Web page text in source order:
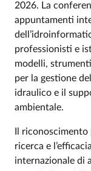
2026. La
appuntamenti
professionisti e
modelli,
per la gestione
idraulico e il
ambientale.
Il
ricerca e
internazionale di